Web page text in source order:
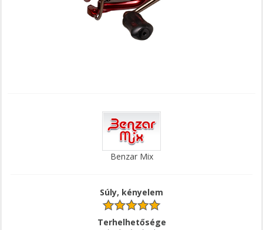
Benzar Mix
Súly, kényelem
Terhelhetősége